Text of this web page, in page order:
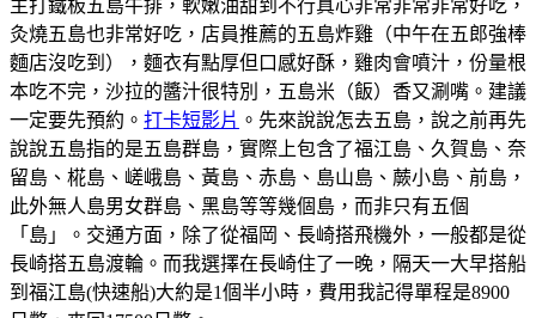
主打鐵板五島牛排，軟嫩油甜到不行真心非常非常非常好吃，
灸燒五島也非常好吃，店員推薦的五島炸雞（中午在五郎強棒
麵店沒吃到），麵衣有點厚但口感好酥，雞肉會噴汁，份量根
本吃不完，沙拉的醬汁很特別，五島米（飯）香又涮嘴。建議
一定要先預約。 打卡短影片 。先來說說怎去五島，說之前再先
說說五島指的是五島群島，實際上包含了福江島、久賀島、奈
留島、椛島、嵯峨島、黃島、赤島、島山島、蕨小島、前島，
此外無人島男女群島、黑島等等幾個島，而非只有五個
「島」。交通方面，除了從福岡、長崎搭飛機外，一般都是從
長崎搭五島渡輪。而我選擇在長崎住了一晚，隔天一大早搭船
到福江島(快速船)大約是1個半小時，費用我記得單程是8900